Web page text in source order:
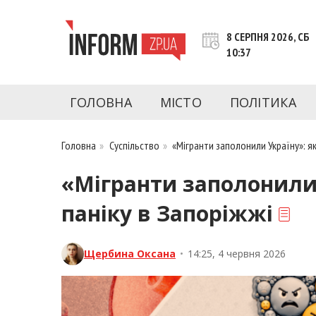
INFORM.ZP.UA – це інформаційний
Запоріжжя та Запорізької області на день.
8 СЕРПНЯ 2026, СБ
10:37
ГОЛОВНА МІСТО ПОЛІТИКА
Головна » Суспільство »«Мігранти заполонили Україну»:
«Мігранти
паніку в Запоріжжі
Щербина Оксана • 14:25, 4 червня 2026